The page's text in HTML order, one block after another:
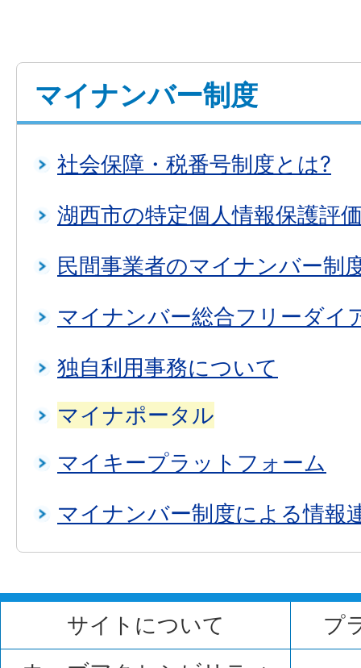
マイナンバー制度
社会保障・税番号制度とは?
湖西市の特定個人情報保護評
民間事業者のマイナンバー制
マイナンバー総合フリーダイ
独自利用事務について
マイナポータル
マイキープラットフォーム
マイナンバー制度による情報
サイトについて
プ